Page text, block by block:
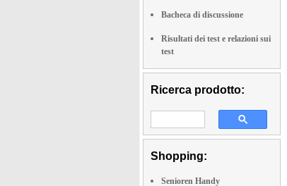
Bacheca di discussione
Risultati dei test e relazioni sui
test
Ricerca prodotto:
Shopping:
Senioren Handy